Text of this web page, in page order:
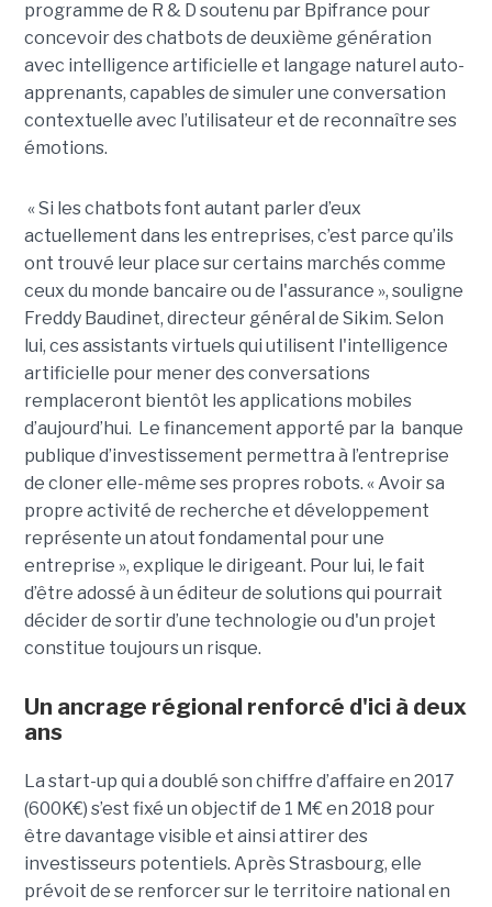
programme de R & D soutenu par Bpifrance pour
concevoir des chatbots de deuxième génération
avec intelligence artificielle et langage naturel auto-
apprenants, capables de simuler une conversation
contextuelle avec l’utilisateur et de reconnaître ses
émotions.
« Si les chatbots font autant parler d’eux
actuellement dans les entreprises, c’est parce qu’ils
ont trouvé leur place sur certains marchés comme
ceux du monde bancaire ou de l'assurance », souligne
Freddy Baudinet, directeur général de Sikim. Selon
lui, ces assistants virtuels qui utilisent l'intelligence
artificielle pour mener des conversations
remplaceront bientôt les applications mobiles
d’aujourd’hui. Le financement apporté par la banque
publique d’investissement permettra à l’entreprise
de cloner elle-même ses propres robots. « Avoir sa
propre activité de recherche et développement
représente un atout fondamental pour une
entreprise », explique le dirigeant. Pour lui, le fait
d’être adossé à un éditeur de solutions qui pourrait
décider de sortir d’une technologie ou d'un projet
constitue toujours un risque.
Un ancrage régional renforcé d'ici à deux
ans
La start-up qui a doublé son chiffre d’affaire en 2017
(600K€) s’est fixé un objectif de 1 M€ en 2018 pour
être davantage visible et ainsi attirer des
investisseurs potentiels. Après Strasbourg, elle
prévoit de se renforcer sur le territoire national en